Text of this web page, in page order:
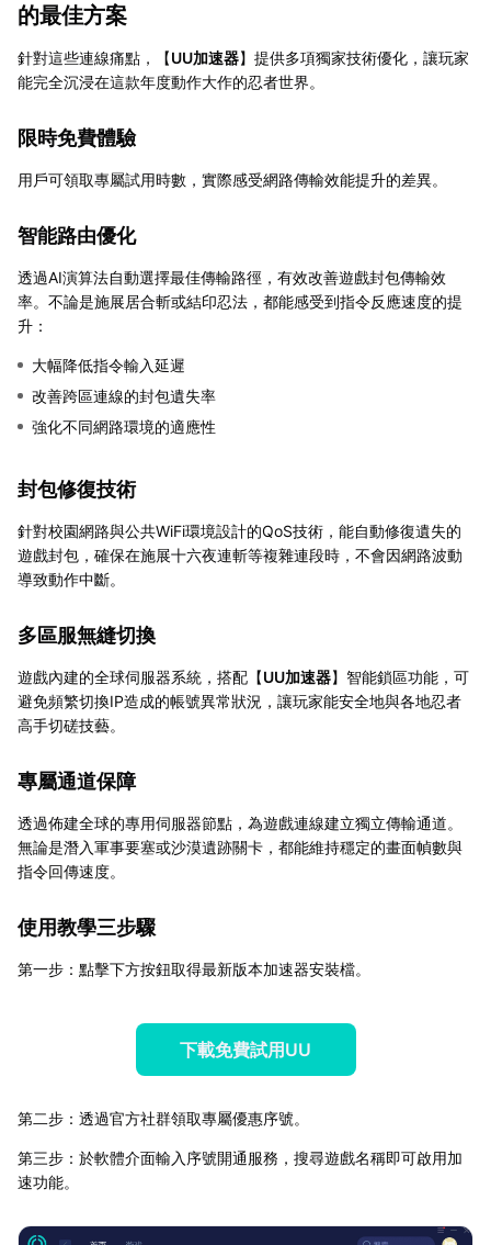
的最佳方案
針對這些連線痛點，【UU加速器】提供多項獨家技術優化，讓玩家
能完全沉浸在這款年度動作大作的忍者世界。
限時免費體驗
用戶可領取專屬試用時數，實際感受網路傳輸效能提升的差異。
智能路由優化
透過AI演算法自動選擇最佳傳輸路徑，有效改善遊戲封包傳輸效
率。不論是施展居合斬或結印忍法，都能感受到指令反應速度的提
升：
大幅降低指令輸入延遲
改善跨區連線的封包遺失率
強化不同網路環境的適應性
封包修復技術
針對校園網路與公共WiFi環境設計的QoS技術，能自動修復遺失的
遊戲封包，確保在施展十六夜連斬等複雜連段時，不會因網路波動
導致動作中斷。
多區服無縫切換
遊戲內建的全球伺服器系統，搭配【UU加速器】智能鎖區功能，可
避免頻繁切換IP造成的帳號異常狀況，讓玩家能安全地與各地忍者
高手切磋技藝。
專屬通道保障
透過佈建全球的專用伺服器節點，為遊戲連線建立獨立傳輸通道。
無論是潛入軍事要塞或沙漠遺跡關卡，都能維持穩定的畫面幀數與
指令回傳速度。
使用教學三步驟
第一步：點擊下方按鈕取得最新版本加速器安裝檔。
下載免費試用UU
第二步：透過官方社群領取專屬優惠序號。
第三步：於軟體介面輸入序號開通服務，搜尋遊戲名稱即可啟用加
速功能。